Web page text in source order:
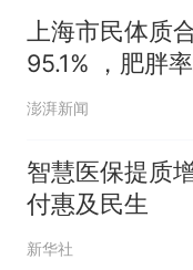
菌
了
制
来
笔
上海市民体质
95.1% ，肥胖
忧
澎湃新闻
智慧医保提质
付惠及民生
新华社